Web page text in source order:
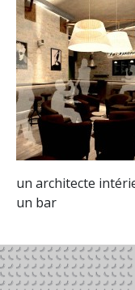
un architecte
un bar